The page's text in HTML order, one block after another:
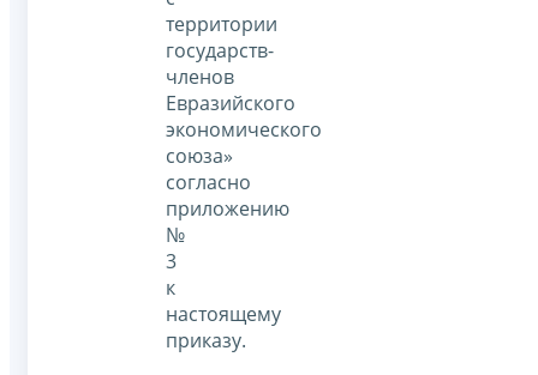
территории
государств-
членов
Евразийского
экономического
союза»
согласно
приложению
№
3
к
настоящему
приказу.